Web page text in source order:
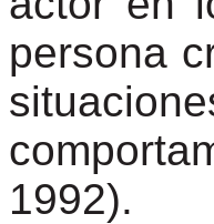
persona
1992).